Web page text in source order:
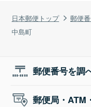
日本郵便トップ 郵便
中島町
郵便番号を調
郵便局・ATM